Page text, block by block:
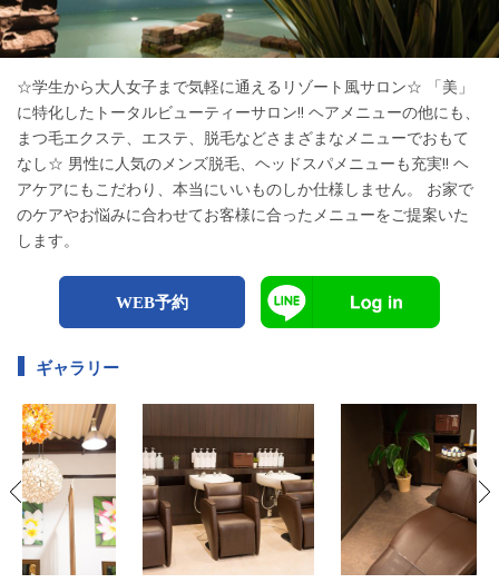
☆学生から大人女子まで気軽に通えるリゾート風サロン☆ 「美」
に特化したトータルビューティーサロン!! ヘアメニューの他にも、
まつ毛エクステ、エステ、脱毛などさまざまなメニューでおもて
なし☆ 男性に人気のメンズ脱毛、ヘッドスパメニューも充実!! ヘ
アケアにもこだわり、本当にいいものしか仕様しません。 お家で
のケアやお悩みに合わせてお客様に合ったメニューをご提案いた
します。
WEB予約
ギャラリー